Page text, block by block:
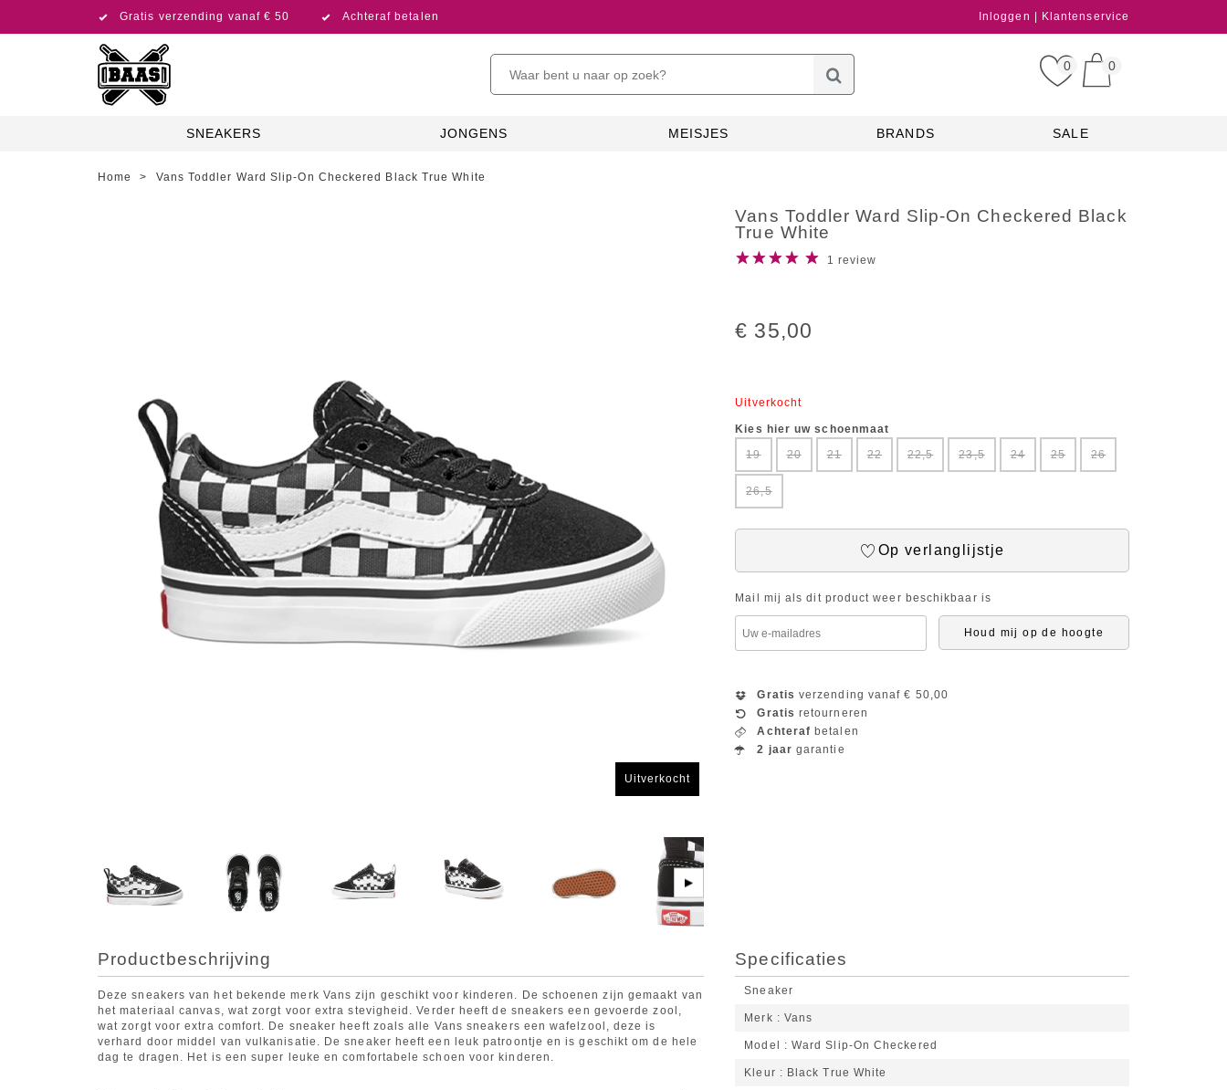
Gratis verzending vanaf € 50 Achteraf betalen Inloggen Klantenservice
0 0
SNEAKERS JONGENS MEISJES BRANDS SALE
Home > Vans Toddler Ward Slip-On Checkered Black True White
Uitverkocht
▶
Vans Toddler Ward Slip-On Checkered Black
True White
1 review
€ 35,00
Uitverkocht
Kies hier uw schoenmaat
19
20 21 22 22,5 23,5 24 25 26
26,5
Op verlanglijstje
Mail mij als dit product weer beschikbaar is
Houd mij op de hoogte
Gratis verzending vanaf € 50,00
Gratis retourneren
Achteraf betalen
2 jaar garantie
Productbeschrijving
Deze sneakers van het bekende merk Vans zijn geschikt voor kinderen. De schoenen zijn gemaakt van
het materiaal canvas, wat zorgt voor extra stevigheid. Verder heeft de sneakers een gevoerde zool,
wat zorgt voor extra comfort. De sneaker heeft zoals alle Vans sneakers een wafelzool, deze is
verhard door middel van vulkanisatie. De sneaker heeft een leuk patroontje en is geschikt om de hele
dag te dragen. Het is een super leuke en comfortabele schoen voor kinderen.
Specificaties
Sneaker
Merk Vans
Model Ward Slip-On Checkered
Kleur Black True White